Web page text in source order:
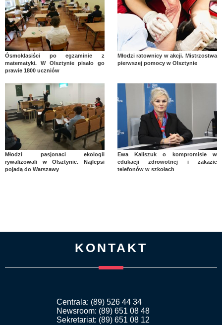
Ósmoklasiści po egzaminie z
matematyki. W Olsztynie pisało go
prawie 1800 uczniów
Młodzi ratownicy w akcji. Mistrzostwa
pierwszej pomocy w Olsztynie
Młodzi pasjonaci ekologii
rywalizowali w Olsztynie. Najlepsi
pojadą do Warszawy
Ewa Kaliszuk o kompromisie w
edukacji zdrowotnej i zakazie
telefonów w szkołach
KONTAKT
Centrala: (89) 526 44 34
Newsroom: (89) 651 08 48
Sekretariat: (89) 651 08 12